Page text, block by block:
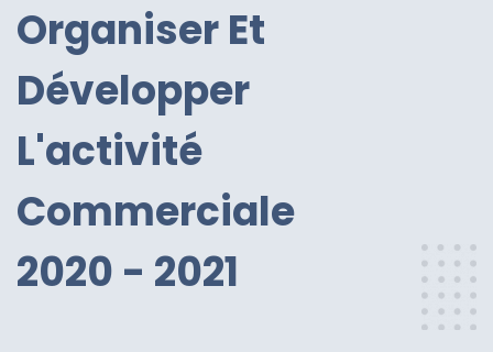
Organiser Et
Développer
L'activité
Commerciale
2020 - 2021 ​